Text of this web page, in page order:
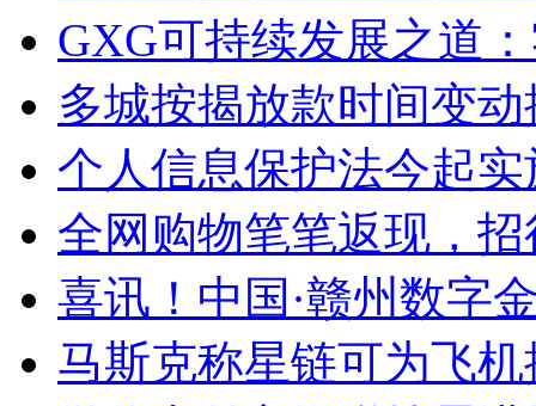
GXG可持续发展之道
多城按揭放款时间变
个人信息保护法今起
全网购物笔笔返现，招
喜讯！中国·赣州数字
马斯克称星链可为飞